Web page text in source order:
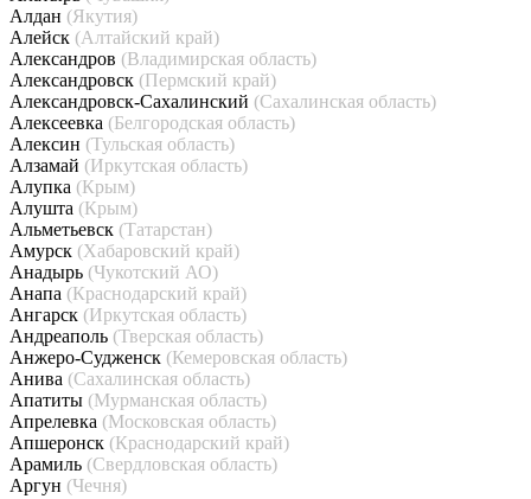
Алдан (Якутия)
Алейск (Алтайский край)
Александров (Владимирская область)
Александровск (Пермский край)
Александровск-Сахалинский (Сахалинская область)
Алексеевка (Белгородская область)
Алексин (Тульская область)
Алзамай (Иркутская область)
Алупка (Крым)
Алушта (Крым)
Альметьевск (Татарстан)
Амурск (Хабаровский край)
Анадырь (Чукотский АО)
Анапа (Краснодарский край)
Ангарск (Иркутская область)
Андреаполь (Тверская область)
Анжеро-Судженск (Кемеровская область)
Анива (Сахалинская область)
Апатиты (Мурманская область)
Апрелевка (Московская область)
Апшеронск (Краснодарский край)
Арамиль (Свердловская область)
Аргун (Чечня)